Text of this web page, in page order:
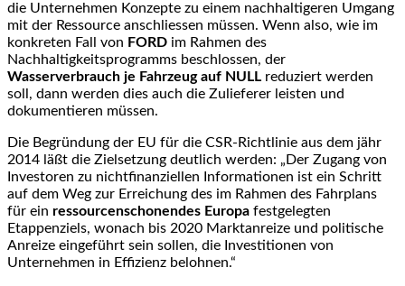
die Unternehmen Konzepte zu einem nachhaltigeren Umgang
mit der Ressource anschliessen müssen. Wenn also, wie im
konkreten Fall von FORD im Rahmen des
Nachhaltigkeitsprogramms beschlossen, der
Wasserverbrauch je Fahrzeug auf NULL reduziert werden
soll, dann werden dies auch die Zulieferer leisten und
dokumentieren müssen.
Die Begründung der EU für die CSR-Richtlinie aus dem jähr
2014 läßt die Zielsetzung deutlich werden: „Der Zugang von
Investoren zu nichtfinanziellen Informationen ist ein Schritt
auf dem Weg zur Erreichung des im Rahmen des Fahrplans
für ein ressourcenschonendes Europa festgelegten
Etappenziels, wonach bis 2020 Marktanreize und politische
Anreize eingeführt sein sollen, die Investitionen von
Unternehmen in Effizienz belohnen.“